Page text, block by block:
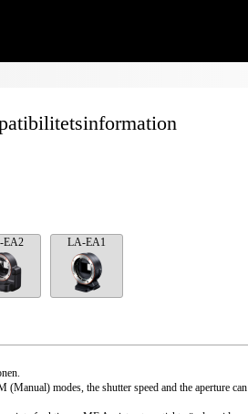
EA2 LA-EA1
modes, the shutter speed and the aperture can